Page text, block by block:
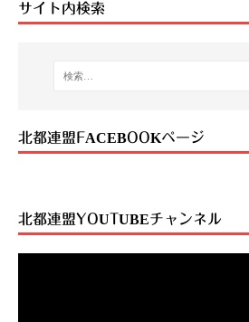
サイト内検索
北都連盟FACEBOOKページ
北都連盟YOUTUBEチャンネル